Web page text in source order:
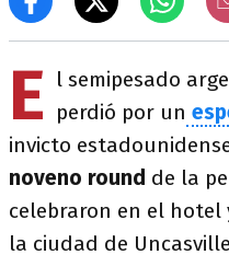
E l semipesado
perdió por un
invicto
noveno round de la
celebraron en el hotel
la ciudad de